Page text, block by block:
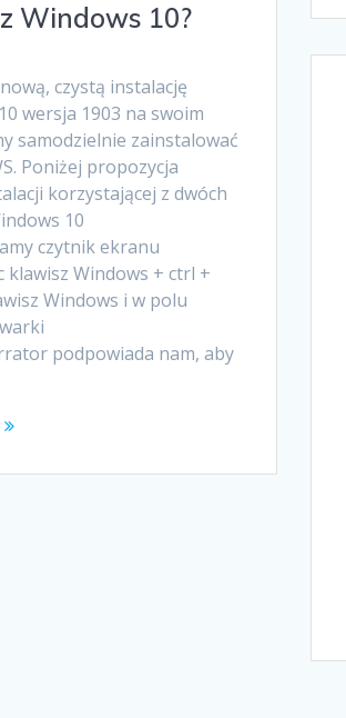
Windows 10?
czystą instalację
wersja 1903 na swoim
samodzielnie zainstalować
Poniżej propozycja
korzystającej z dwóch
10
czytnik ekranu
Windows + ctrl +
Windows i w polu
podpowiada nam, aby